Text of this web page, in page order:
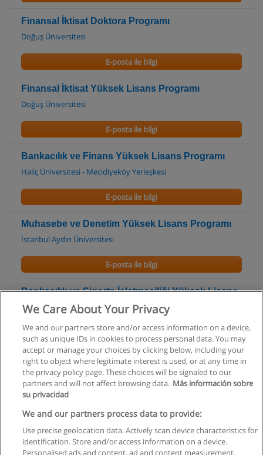
Finansal İktisat Doktora Programı
Doğuş Üniversitesi
E-posta ile bilgi
Finansal İktisat Yüksek Lisans Programı
Doğuş Üniversitesi
E-posta ile bilgi
Bankacılık ve Finans Yüksek Lisans Programı
Haliç Üniversitesi - Mecidiyeköy Yerleşkesi
E-posta ile bilgi
Muhasebe ve Denetim Yüksek Lisans Programı
İstanbul Aydın Üniversitesi
E-posta ile bilgi
Bankacılık ve Sigorta İşletmeciliği Yüksek Lisans
Programı
E-posta ile bilgi
Kullanım koşulları
Gizlilik politikası
We Care About Your Privacy
We and our partners store and/or access information on a device,
such as unique IDs in cookies to process personal data. You may
accept or manage your choices by clicking below, including your
right to object where legitimate interest is used, or at any time in
the privacy policy page. These choices will be signaled to our
partners and will not affect browsing data. Más información sobre
su privacidad
We and our partners process data to provide:
Use precise geolocation data. Actively scan device characteristics for
identification. Store and/or access information on a device.
Personalised ads and content, ad and content measurement,